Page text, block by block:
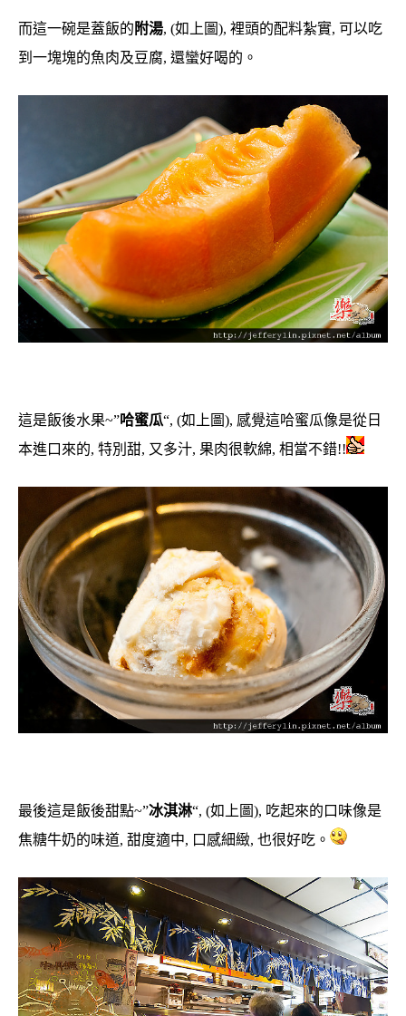
而這一碗是蓋飯的 附湯, (如上圖), 裡頭的配料紮實, 可以吃
到一塊塊的魚肉及豆腐, 還蠻好喝的。
這是飯後水果~”哈蜜瓜“, (如上圖), 感覺這哈蜜瓜像是從日
本進口來的, 特別甜, 又多汁, 果肉很軟綿, 相當不錯!!
最後這是飯後甜點~”冰淇淋“, (如上圖), 吃起來的口味像是
焦糖牛奶的味道, 甜度適中, 口感細緻, 也很好吃。